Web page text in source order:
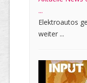
...
Elektroautos
weiter ...